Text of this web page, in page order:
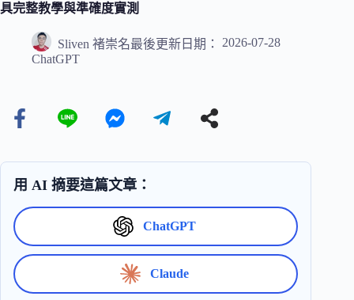
具完整教學與準確度實測
Sliven 褚崇名最後更新日期：
2026-07-28
ChatGPT
用 AI 摘要這篇文章：
ChatGPT
Claude